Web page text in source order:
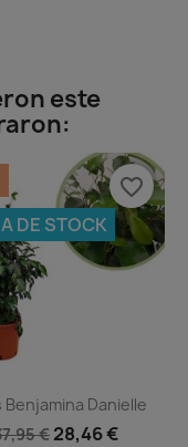
este
Benjamina Danielle
€ 28,46 €
DE STOCK
favorite_border